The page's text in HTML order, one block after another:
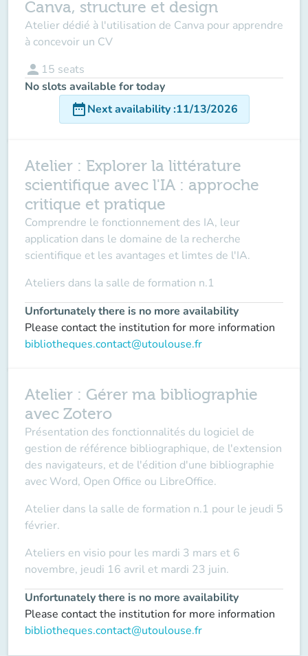
Canva, structure et design
Atelier dédié à l'utilisation de Canva pour apprendre
à concevoir un CV
person 15 seats
No slots available for today
date_rangeNext availability:11/13/2026
Atelier : Explorer la littérature
scientifique avec l'IA : approche
critique et pratique
Comprendre le fonctionnement des IA, leur
application dans le domaine de la recherche
scientifique et les avantages et limtes de l'IA.
Ateliers dans la salle de formation n.1
Unfortunately there is no more availability
Please contact the institution for more information
bibliotheques.contact@utoulouse.fr
Atelier : Gérer ma bibliographie
avec Zotero
Présentation des fonctionnalités du logiciel de
gestion de référence bibliographique, de l'extension
des navigateurs, et de l'édition d'une bibliographie
avec Word, Open Office ou LibreOffice.
Atelier dans la salle de formation n.1 pour le jeudi 5
février.
Ateliers en visio pour les mardi 3 mars et 6
novembre, jeudi 16 avril et mardi 23 juin.
Unfortunately there is no more availability
Please contact the institution for more information
bibliotheques.contact@utoulouse.fr